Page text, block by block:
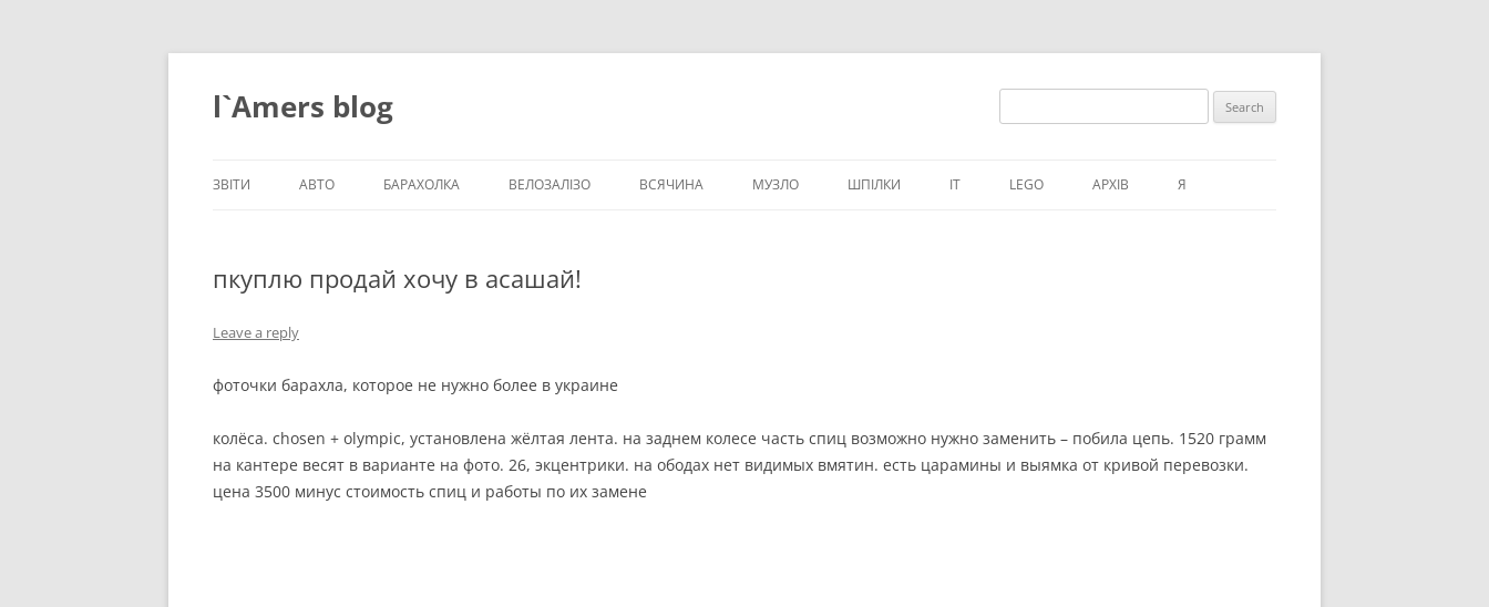
Skip
content
l`Amers blog Search
ЗВІТИ
ЗВІТИ_2020
ЗВІТИ_2016
АВТО БАРАХОЛКА ВЕЛОЗАЛІЗО ВСЯЧИНА МУЗЛО ШПІЛКИ IT LEGO АРХІВ Я
пкуплю продай хочу в асашай!
Leave a reply
фоточки барахла, которое не нужно более в украине
колёса. chosen + olympic, установлена жёлтая лента. на заднем колесе часть спиц возможно нужно заменить – побила цепь. 1520 грамм
на кантере весят в варианте на фото. 26, экцентрики. на ободах нет видимых вмятин. есть царамины и выямка от кривой перевозки.
цена 3500 минус стоимость спиц и работы по их замене